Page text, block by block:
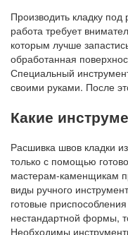
Производить кладку
работа требует
которым лучше
обработанная
Специальный
своими руками. После
Какие
Расшивка швов кладки
только с помощью
мастерам-каменщикам
виды ручного
готовые
нестандартной формы,
Необходимы